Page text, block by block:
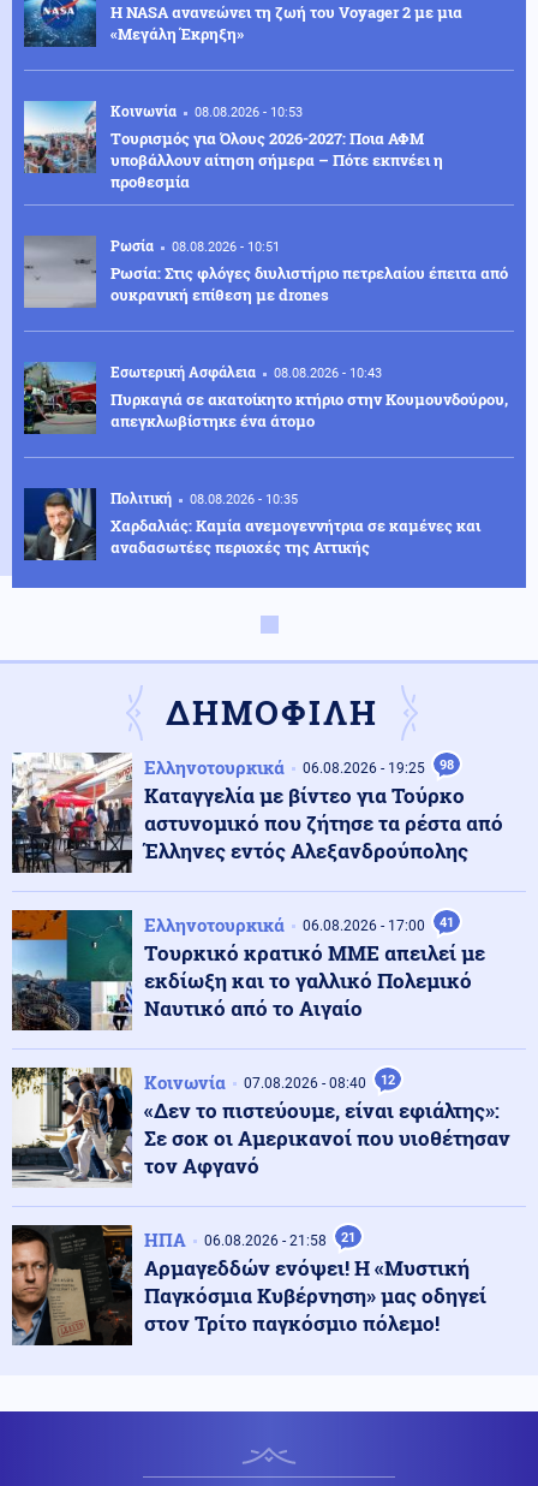
H NASA ανανεώνει τη ζωή του Voyager 2 με μια
«Μεγάλη Έκρηξη»
Κοινωνία 08.08.2026 - 10:53
Tουρισμός για Όλους 2026-2027: Ποια ΑΦΜ
υποβάλλουν αίτηση σήμερα – Πότε εκπνέει η
προθεσμία
Ρωσία 08.08.2026 - 10:51
Ρωσία: Στις φλόγες διυλιστήριο πετρελαίου έπειτα από
ουκρανική επίθεση με drones
Εσωτερική Ασφάλεια 08.08.2026 - 10:43
Πυρκαγιά σε ακατοίκητο κτήριο στην Κουμουνδούρου,
απεγκλωβίστηκε ένα άτομο
Πολιτική 08.08.2026 - 10:35
Χαρδαλιάς: Καμία ανεμογεννήτρια σε καμένες και
αναδασωτέες περιοχές της Αττικής
Κοινωνία
Απόπειρα φόνου σε μοναστήρι: 6ημερη κράτηση στον
μοναχό – Τι προηγήθηκε
Οικονομία
ΔΥΠΑ έως τις 14 Αυγούστου
Κοινωνία 08.08.2026 - 10:22
Λάρισα: Μικρή βελτίωση για τον 43χρονο που
τραυματίστηκε με ηλεκτρικό πατίνι - Παραμένει
διασωληνωμένος
Πνευματικά ωφέλιμα 08.08.2026 - 10:19
Άγιος Αιμιλιανός Επίσκοπος Κυζίκου ο Ομολογητής
Κόσμος 08.08.2026 - 10:03
Η ναυτιλία μπροστά σε υψηλό ρίσκο και στη Μαύρη
Θάλασσα – Αυξημένα ναύλα και ασφάλιστρα πολέμου
Τέλος οι πινακίδες αυτοκινήτων στην Ελλάδα
ΔΗΜΟΦΙΛΗ
Ελληνοτουρκικά 06.08.2026 - 19:25 98
Καταγγελία με βίντεο για Τούρκο
αστυνομικό που ζήτησε τα ρέστα από
Έλληνες εντός Αλεξανδρούπολης
Ελληνοτουρκικά 06.08.2026 - 17:00 41
Tουρκικό κρατικό ΜΜΕ απειλεί με
εκδίωξη και το γαλλικό Πολεμικό
Ναυτικό από το Αιγαίο
Κοινωνία 07.08.2026 - 08:40 12
«Δεν το πιστεύουμε, είναι εφιάλτης»:
Σε σοκ οι Αμερικανοί που υιοθέτησαν
τον Αφγανό
ΗΠΑ 06.08.2026 - 21:58 21
Αρμαγεδδών ενόψει! Η «Μυστική
Παγκόσμια Κυβέρνηση» μας οδηγεί
στον Τρίτο παγκόσμιο πόλεμο!